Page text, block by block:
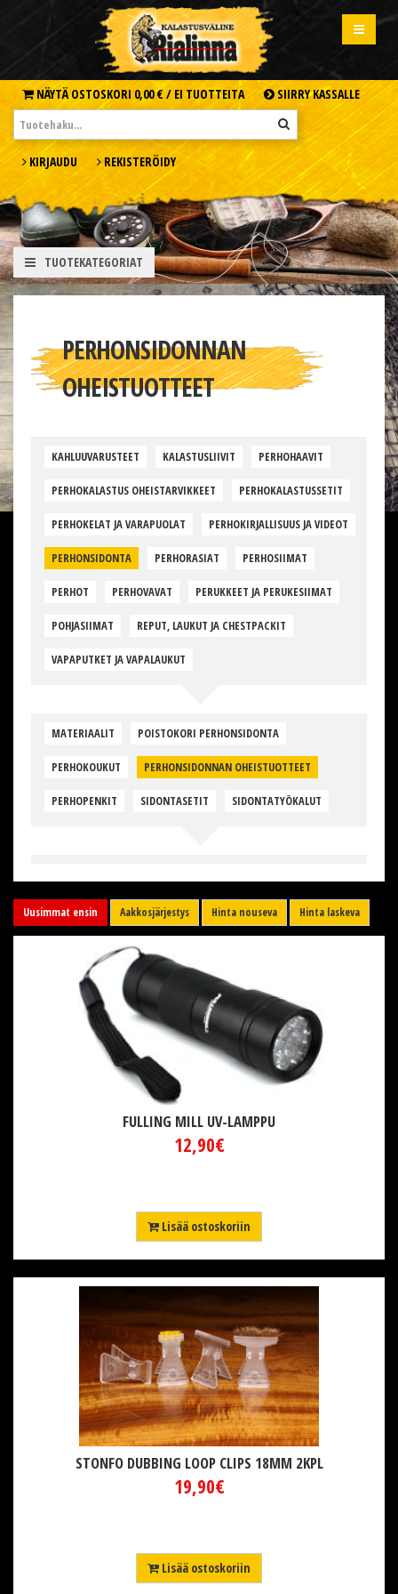
NÄYTÄ OSTOSKORI 0,00 € / EI TUOTTEITA SIIRRY KASSALLE
KIRJAUDU REKISTERÖIDY
TUOTEKATEGORIAT
PERHONSIDONNAN
OHEISTUOTTEET
KAHLUUVARUSTEET KALASTUSLIIVIT PERHOHAAVIT
PERHOKALASTUS OHEISTARVIKKEET PERHOKALASTUSSETIT
PERHOKELAT JA VARAPUOLAT PERHOKIRJALLISUUS JA VIDEOT
PERHONSIDONTA PERHORASIAT PERHOSIIMAT
PERHOT PERHOVAVAT PERUKKEET JA PERUKESIIMAT
POHJASIIMAT REPUT, LAUKUT JA CHESTPACKIT
VAPAPUTKET JA VAPALAUKUT
MATERIAALIT POISTOKORI PERHONSIDONTA
PERHOKOUKUT PERHONSIDONNAN OHEISTUOTTEET
PERHOPENKIT SIDONTASETIT SIDONTATYÖKALUT
Uusimmat ensin Aakkosjärjestys Hinta nouseva Hinta laskeva
FULLING MILL UV-LAMPPU
12,90€
Lisää ostoskoriin
STONFO DUBBING LOOP CLIPS 18MM 2KPL
19,90€
Lisää ostoskoriin